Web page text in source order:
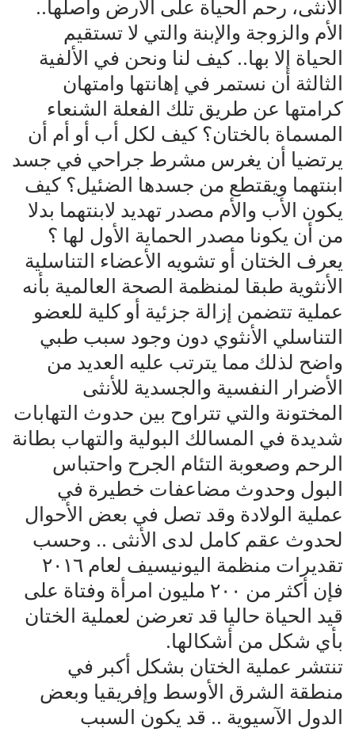
الأنثى، رحم الحياة على الأرض وأصلها..
الأم والزوجة والإبنة والتي لا تستقيم
الحياة إلا بها.. كيف لنا ونحن في الألفية
الثالثة أن نستمر في إهانتها وامتهان
كرامتها عن طريق تلك الفعلة الشنعاء
المسماة بالختان؟ كيف لكل أب أو أم أن
يرتضيا أن يغرس مشرط جراحي في جسد
ابنتهما ويقتطع من جسدها الضئيل؟ كيف
يكون الأب والأم مصدر تهديد لابنتهما بدلا
من أن يكونا مصدر الحماية الأول لها ؟
يعرف الختان أو تشويه الأعضاء التناسلية
الأنثوية طبقا لمنظمة الصحة العالمية بأنه
عملية تتضمن إزالة جزئية أو كلية للعضو
التناسلي الأنثوي دون وجود سبب طبي
واضح لذلك مما يترتب عليه العديد من
الأضرار النفسية والجسدية للأنثى
المختونة والتي تتراوح بين حدوث التهابات
شديدة في المسالك البولية والتهاب بطانة
الرحم وصعوبة التئام الجرح واحتباس
البول وحدوث مضاعفات خطيرة في
عملية الولادة وقد تصل في بعض الأحوال
لحدوث عقم كامل لدى الأنثى .. وحسب
تقديرات منظمة اليونيسيف لعام ٢٠١٦
فإن أكثر من ٢٠٠ مليون امرأة وفتاة على
قيد الحياة حاليا قد تعرضن لعملية الختان
بأي شكل من أشكالها.
تنتشر عملية الختان بشكل أكبر في
منطقة الشرق الأوسط وإفريقيا وبعض
الدول الآسيوية .. قد يكون السبب